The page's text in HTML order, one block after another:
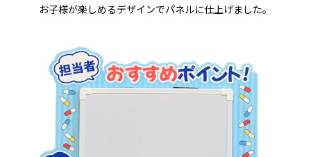
お子様が楽しめるデザインでパネルに仕上げました。